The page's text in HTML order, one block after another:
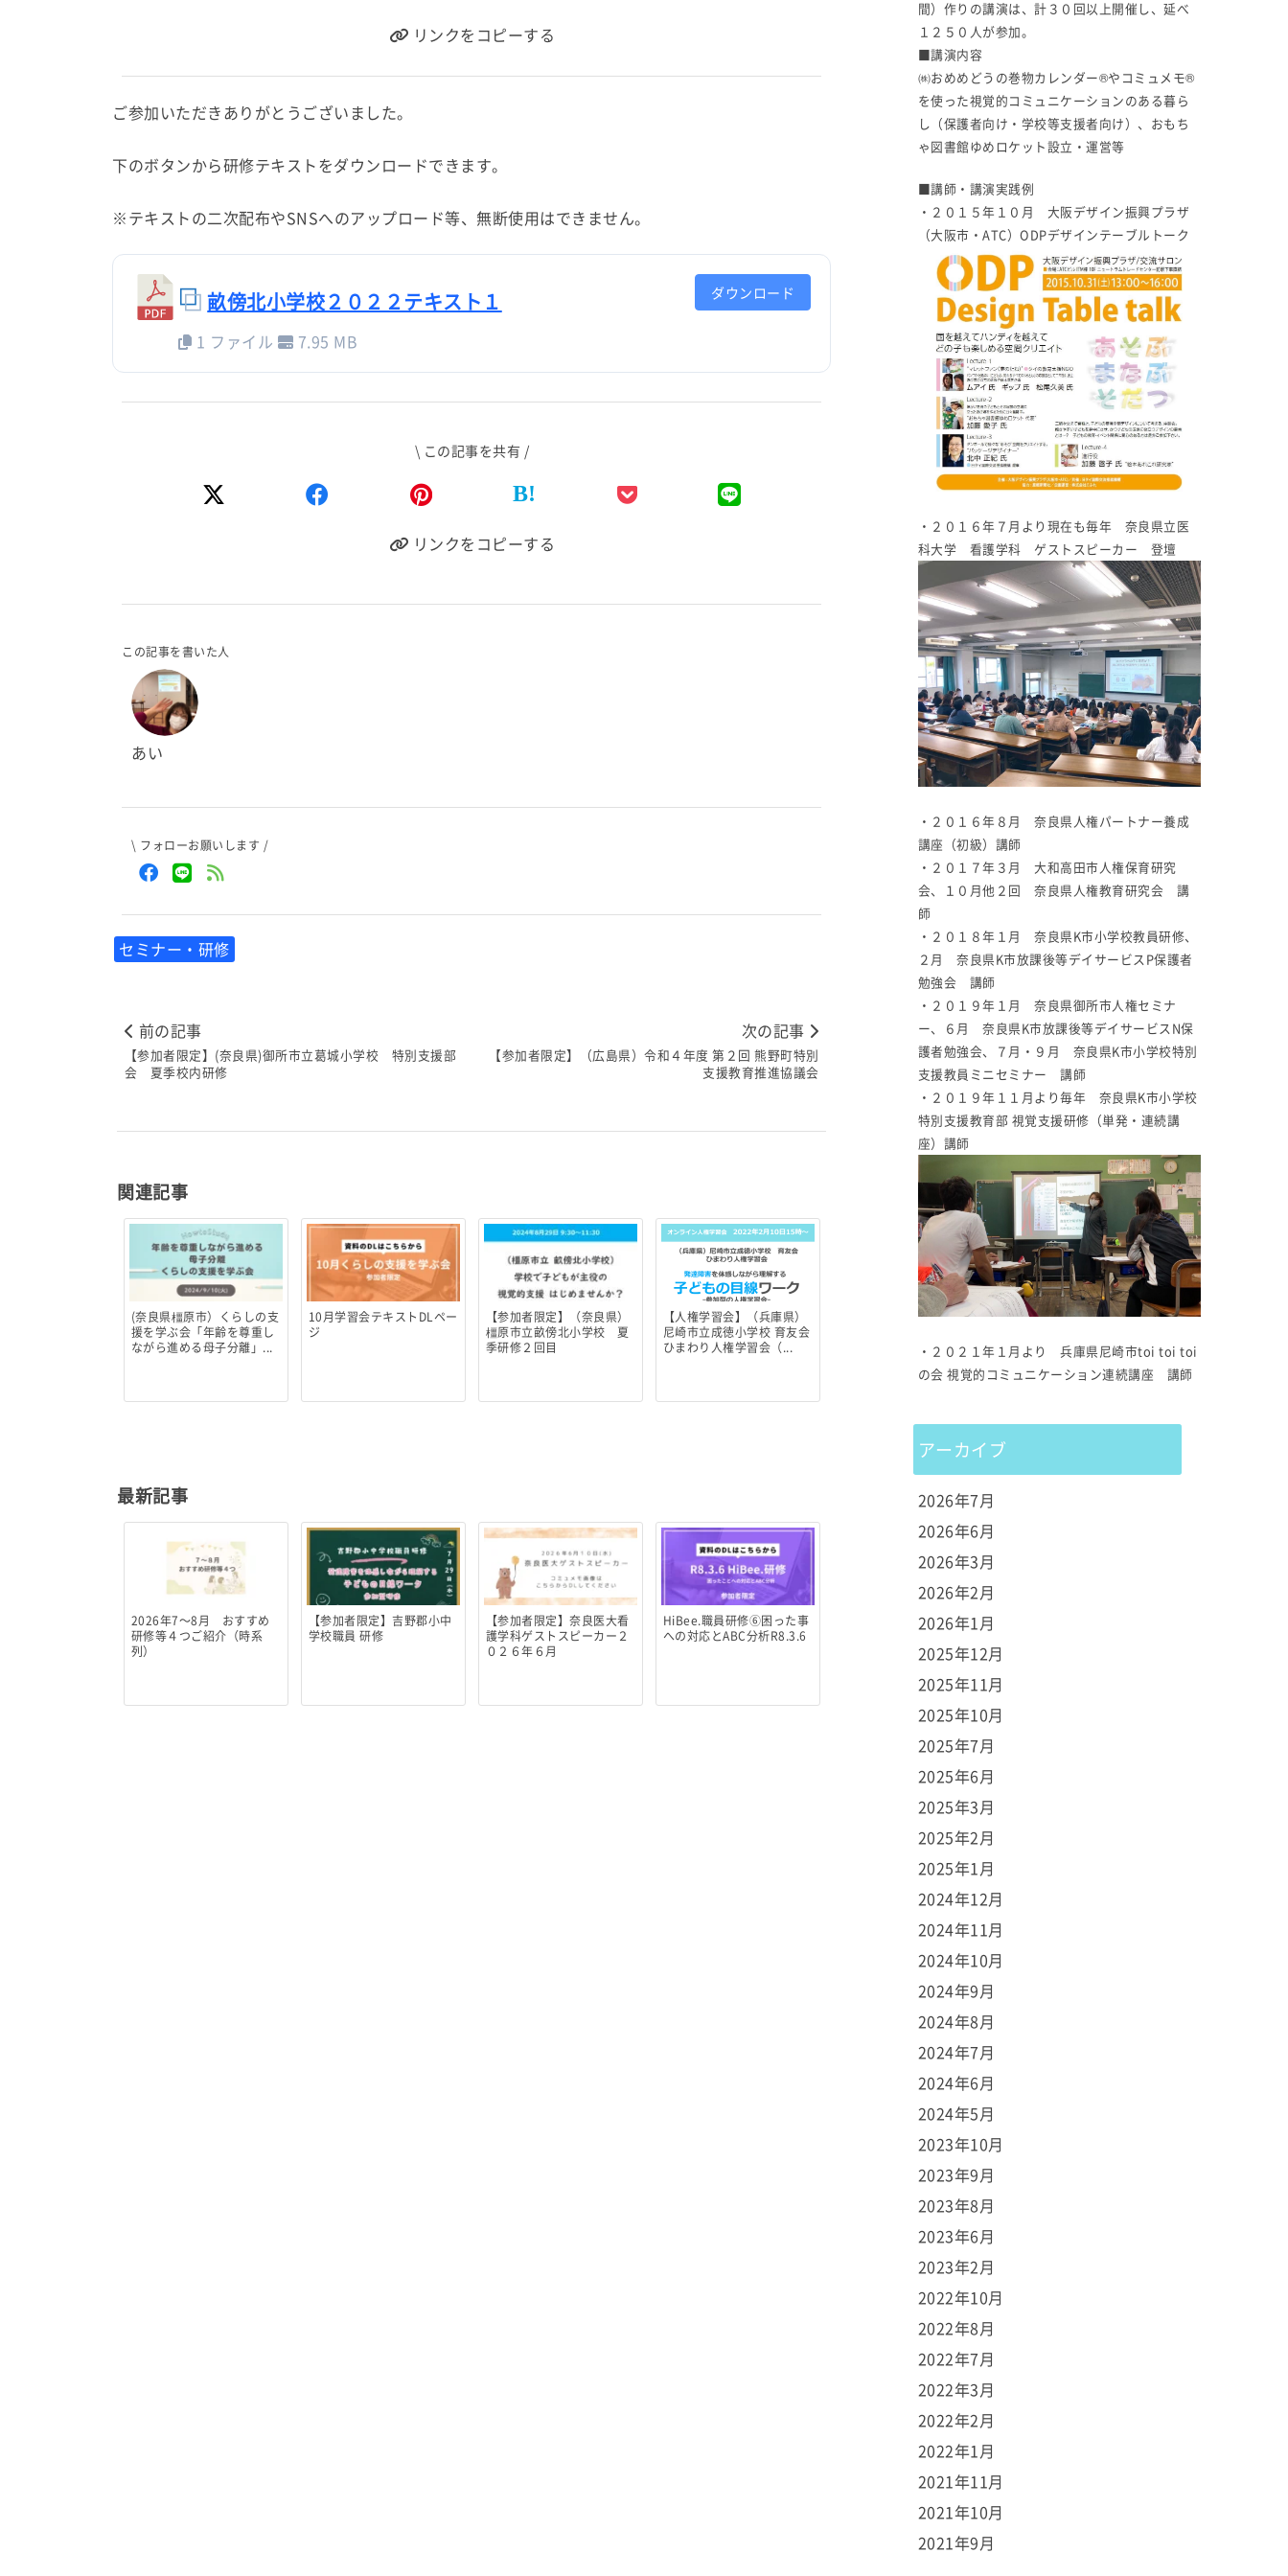
リンクをコピーする
ご参加いただきありがとうございました。
下のボタンから研修テキストをダウンロードできます。
※テキストの二次配布やSNSへのアップロード等、無断使用はできません。
畝傍北小学校２０２２テキスト１
1 ファイル 7.95 MB
ダウンロード
\ この記事を共有 /
B!
リンクをコピーする
この記事を書いた人
あい
\ フォローお願いします /
セミナー・研修
前の記事
【参加者限定】(奈良県)御所市立葛城小学校 特別支援部
会 夏季校内研修
次の記事
【参加者限定】（広島県）令和４年度 第２回 熊野町特別
支援教育推進協議会
関連記事
(奈良県橿原市）くらしの支
援を学ぶ会「年齢を尊重し
ながら進める母子分離」...
10月学習会テキストDLペー
ジ
【参加者限定】（奈良県）
橿原市立畝傍北小学校 夏
季研修２回目
【人権学習会】（兵庫県）
尼崎市立成徳小学校 育友会
ひまわり人権学習会（...
最新記事
2026年7～8月 おすすめ
研修等４つご紹介（時系
列）
【参加者限定】吉野郡小中
学校職員 研修
【参加者限定】奈良医大看
護学科ゲストスピーカー２
０２６年６月
HiBee.職員研修⑥困った事
への対応とABC分析R8.3.6
間）作りの講演は、計３０回以上開催し、延べ
１２５０人が参加。
■講演内容
㈱おめめどうの巻物カレンダー®やコミュメモ®
を使った視覚的コミュニケーションのある暮ら
し（保護者向け・学校等支援者向け）、おもち
ゃ図書館ゆめロケット設立・運営等
■講師・講演実践例
・２０１５年１０月 大阪デザイン振興プラザ
（大阪市・ATC）ODPデザインテーブルトーク
・２０１６年７月より現在も毎年 奈良県立医
科大学 看護学科 ゲストスピーカー 登壇
・２０１６年８月 奈良県人権パートナー養成
講座（初級）講師
・２０１７年３月 大和高田市人権保育研究
会、１０月他２回 奈良県人権教育研究会 講
師
・２０１８年１月 奈良県K市小学校教員研修、
２月 奈良県K市放課後等デイサービスP保護者
勉強会 講師
・２０１９年１月 奈良県御所市人権セミナ
ー、６月 奈良県K市放課後等デイサービスN保
護者勉強会、７月・９月 奈良県K市小学校特別
支援教員ミニセミナー 講師
・２０１９年１１月より毎年 奈良県K市小学校
特別支援教育部 視覚支援研修（単発・連続講
座）講師
・２０２１年１月より 兵庫県尼崎市toi toi toi
の会 視覚的コミュニケーション連続講座 講師
アーカイブ
2026年7月
2026年6月
2026年3月
2026年2月
2026年1月
2025年12月
2025年11月
2025年10月
2025年7月
2025年6月
2025年3月
2025年2月
2025年1月
2024年12月
2024年11月
2024年10月
2024年9月
2024年8月
2024年7月
2024年6月
2024年5月
2023年10月
2023年9月
2023年8月
2023年6月
2023年2月
2022年10月
2022年8月
2022年7月
2022年3月
2022年2月
2022年1月
2021年11月
2021年10月
2021年9月